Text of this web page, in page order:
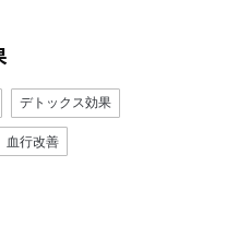
デトックス効果
血行改善